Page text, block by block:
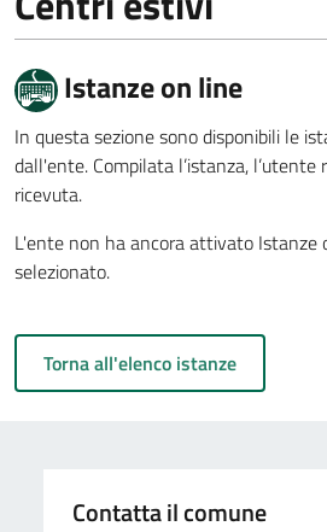
Istanze on line
In questa sezione sono disponibili le
dall'ente. Compilata l’istanza,
ricevuta.
L'ente non ha ancora attivato Istanze
selezionato.
Torna all'elenco istanze
Contatta il comune